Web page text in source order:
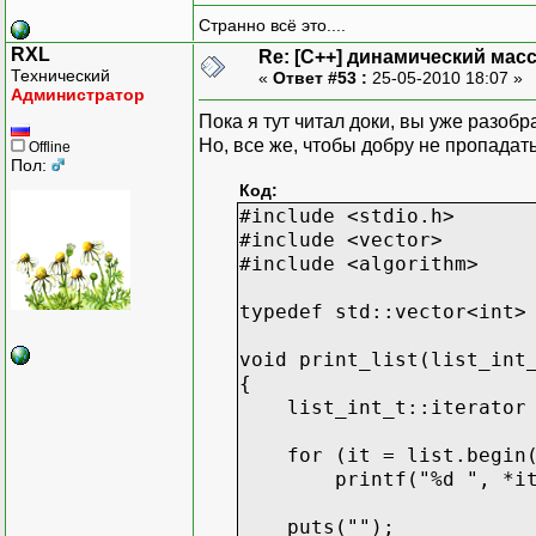
Странно всё это....
RXL
Технический
Администратор
Offline
Пол:
Re: [C++] динамический
« Ответ #53 : 25-05-2010 18:07 »
Пока я тут читал доки, вы уже
Но, все же, чтобы добру не
Код:
#include <stdio.h>
#include <vector>
#include <algorithm>
typedef
void
{
for (it =
printf("%d ",
puts("");